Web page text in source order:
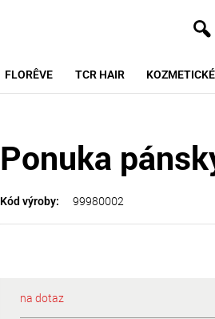
FLORÊVE TCR HAIR
Ponuka
Kód výroby: 99980002
na dotaz